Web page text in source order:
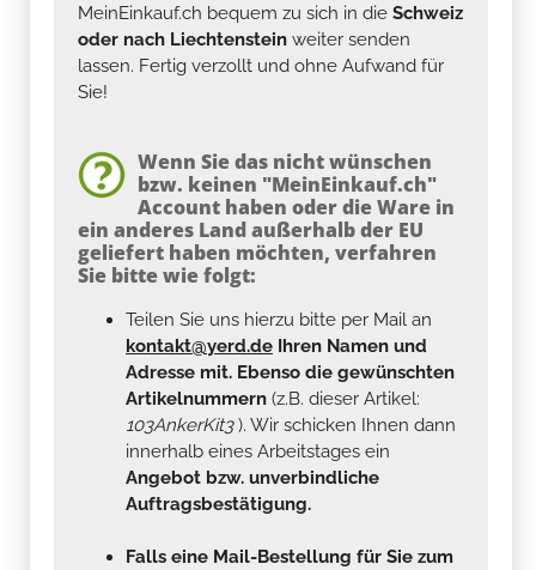
MeinEinkauf.ch bequem zu sich in die Schweiz
oder nach Liechtenstein weiter senden
lassen. Fertig verzollt und ohne Aufwand für
Sie!
Wenn Sie das nicht wünschen
bzw. keinen "MeinEinkauf.ch"
Account haben oder die Ware in
ein anderes Land außerhalb der EU
geliefert haben möchten, verfahren
Sie bitte wie folgt:
Teilen Sie uns hierzu bitte per Mail an
kontakt@yerd.de Ihren Namen und
Adresse mit. Ebenso die gewünschten
Artikelnummern (z.B. dieser Artikel:
103AnkerKit3). Wir schicken Ihnen dann
innerhalb eines Arbeitstages ein
Angebot bzw. unverbindliche
Auftragsbestätigung.
Falls eine Mail-Bestellung für Sie zum